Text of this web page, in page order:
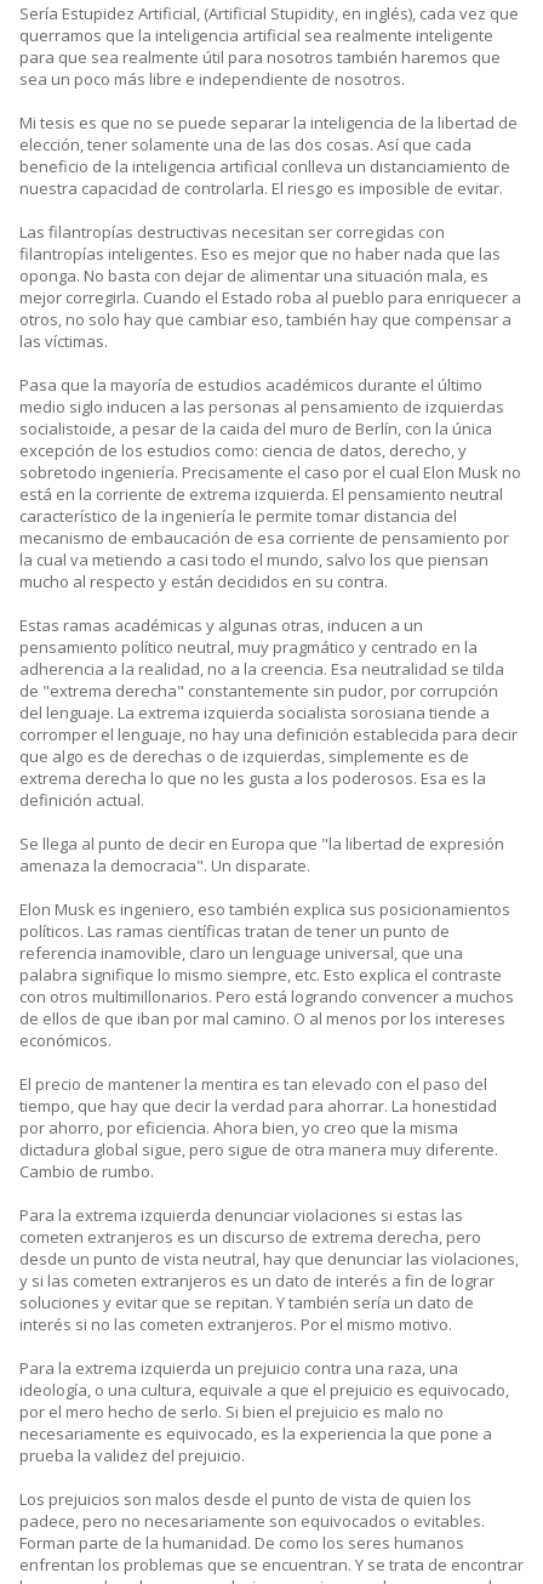
Sería Estupidez Artificial, (Artificial Stupidity, en inglés), cada vez que
querramos que la inteligencia artificial sea realmente inteligente
para que sea realmente útil para nosotros también haremos que
sea un poco más libre e independiente de nosotros.
Mi tesis es que no se puede separar la inteligencia de la libertad de
elección, tener solamente una de las dos cosas. Así que cada
beneficio de la inteligencia artificial conlleva un distanciamiento de
nuestra capacidad de controlarla. El riesgo es imposible de evitar.
Las filantropías destructivas necesitan ser corregidas con
filantropías inteligentes. Eso es mejor que no haber nada que las
oponga. No basta con dejar de alimentar una situación mala, es
mejor corregirla. Cuando el Estado roba al pueblo para enriquecer a
otros, no solo hay que cambiar eso, también hay que compensar a
las víctimas.
Pasa que la mayoría de estudios académicos durante el último
medio siglo inducen a las personas al pensamiento de izquierdas
socialistoide, a pesar de la caida del muro de Berlín, con la única
excepción de los estudios como: ciencia de datos, derecho, y
sobretodo ingeniería. Precisamente el caso por el cual Elon Musk no
está en la corriente de extrema izquierda. El pensamiento neutral
característico de la ingeniería le permite tomar distancia del
mecanismo de embaucación de esa corriente de pensamiento por
la cual va metiendo a casi todo el mundo, salvo los que piensan
mucho al respecto y están decididos en su contra.
Estas ramas académicas y algunas otras, inducen a un
pensamiento político neutral, muy pragmático y centrado en la
adherencia a la realidad, no a la creencia. Esa neutralidad se tilda
de "extrema derecha" constantemente sin pudor, por corrupción
del lenguaje. La extrema izquierda socialista sorosiana tiende a
corromper el lenguaje, no hay una definición establecida para decir
que algo es de derechas o de izquierdas, simplemente es de
extrema derecha lo que no les gusta a los poderosos. Esa es la
definición actual.
Se llega al punto de decir en Europa que "la libertad de expresión
amenaza la democracia". Un disparate.
Elon Musk es ingeniero, eso también explica sus posicionamientos
políticos. Las ramas científicas tratan de tener un punto de
referencia inamovible, claro un lenguage universal, que una
palabra signifique lo mismo siempre, etc. Esto explica el contraste
con otros multimillonarios. Pero está logrando convencer a muchos
de ellos de que iban por mal camino. O al menos por los intereses
económicos.
El precio de mantener la mentira es tan elevado con el paso del
tiempo, que hay que decir la verdad para ahorrar. La honestidad
por ahorro, por eficiencia. Ahora bien, yo creo que la misma
dictadura global sigue, pero sigue de otra manera muy diferente.
Cambio de rumbo.
Para la extrema izquierda denunciar violaciones si estas las
cometen extranjeros es un discurso de extrema derecha, pero
desde un punto de vista neutral, hay que denunciar las violaciones,
y si las cometen extranjeros es un dato de interés a fin de lograr
soluciones y evitar que se repitan. Y también sería un dato de
interés si no las cometen extranjeros. Por el mismo motivo.
Para la extrema izquierda un prejuicio contra una raza, una
ideología, o una cultura, equivale a que el prejuicio es equivocado,
por el mero hecho de serlo. Si bien el prejuicio es malo no
necesariamente es equivocado, es la experiencia la que pone a
prueba la validez del prejuicio.
Los prejuicios son malos desde el punto de vista de quien los
padece, pero no necesariamente son equivocados o evitables.
Forman parte de la humanidad. De como los seres humanos
enfrentan los problemas que se encuentran. Y se trata de encontrar